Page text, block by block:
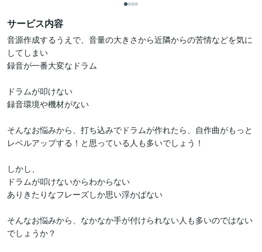
サービス内容
音源作成するうえで、音量の大きさから近隣からの苦情などを気に
してしまい
録音が一番大変なドラム
ドラムが叩けない
録音環境や機材がない
そんなお悩みから、打ち込みでドラムが作れたら、自作曲がもっと
レベルアップする！と思っている人も多いでしょう！
しかし、
ドラムが叩けないからわからない
ありきたりなフレーズしか思い浮かばない
そんなお悩みから、なかなか手が付けられない人も多いのではない
でしょうか？